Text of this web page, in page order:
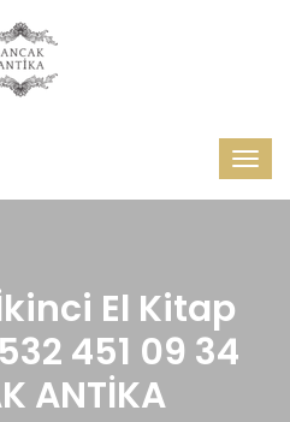
El Kitap
451 09 34
ANTİKA